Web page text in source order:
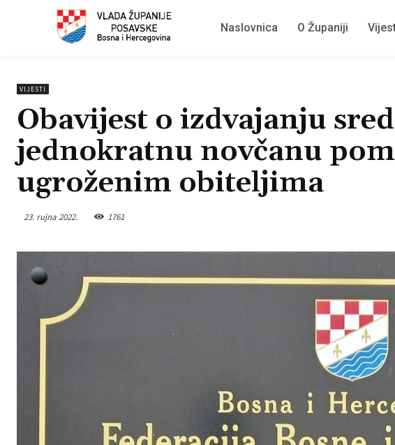
Naslovnica O Županiji
VIJESTI
Obavijest o izdvajanju
jednokratnu novčanu
ugroženim obiteljima
23. rujna 2022. 1761